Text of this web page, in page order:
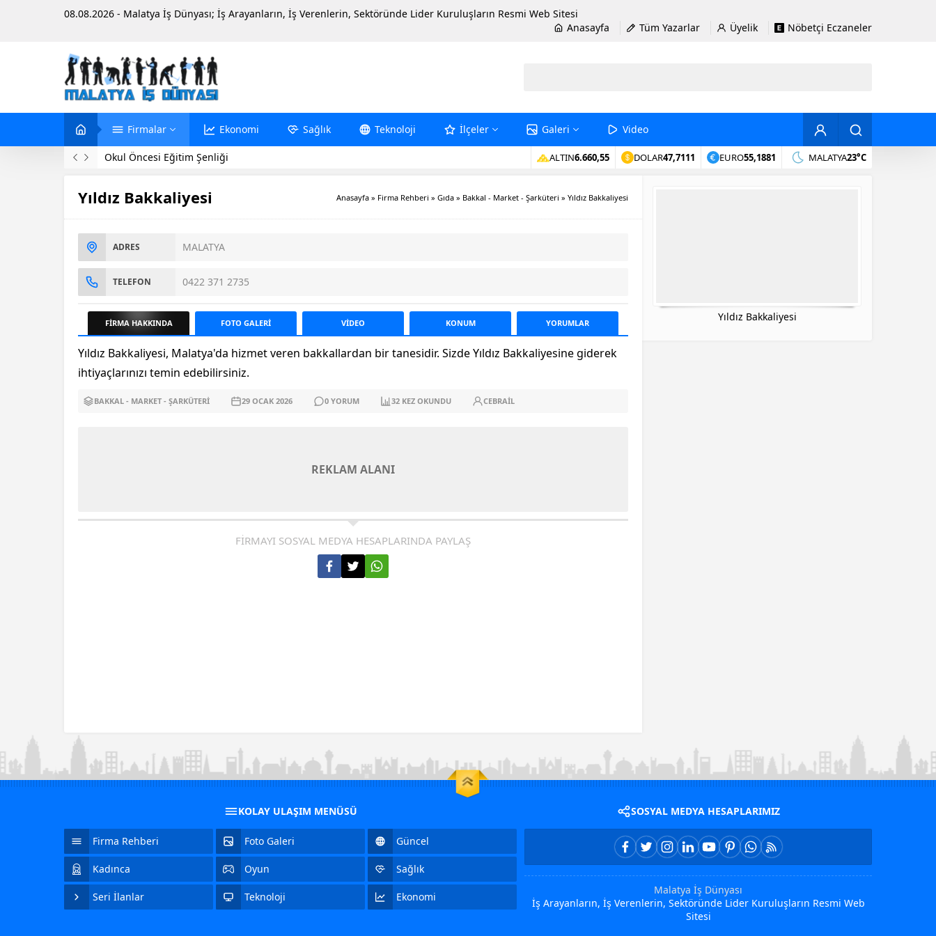
08.08.2026 - Malatya İş Dünyası; İş Arayanların, İş Verenlerin, Sektöründe Lider Kuruluşların Resmi Web Sitesi
Anasayfa
Tüm Yazarlar Üyelik Nöbetçi Eczaneler
Firmalar Ekonomi Sağlık Teknoloji İlçeler Galeri Video
Evinde Ölü Bulundu ALTIN6.660,55 DOLAR47,7111 EURO55,1881 MALATYA23°C
Yıldız Bakkaliyesi Anasayfa » Firma Rehberi » Gıda » Bakkal - Market - Şarküteri » Yıldız Bakkaliyesi
ADRES MALATYA
TELEFON 0422 371 2735
FİRMA HAKKINDA FOTO GALERİ VİDEO KONUM YORUMLAR
Yıldız Bakkaliyesi, Malatya'da hizmet veren bakkallardan bir tanesidir. Sizde Yıldız Bakkaliyesine giderek
ihtiyaçlarınızı temin edebilirsiniz.
BAKKAL - MARKET - ŞARKÜTERI 29 OCAK 2026 0 YORUM 32 KEZ OKUNDU CEBRAIL
REKLAM ALANI
FİRMAYI SOSYAL MEDYA HESAPLARINDA PAYLAŞ
Yıldız Bakkaliyesi
KOLAY ULAŞIM MENÜSÜ
Firma Rehberi Foto Galeri Güncel
Kadınca Oyun Sağlık
Seri İlanlar Teknoloji Ekonomi
SOSYAL MEDYA HESAPLARIMIZ
Malatya İş Dünyası
İş Arayanların, İş Verenlerin, Sektöründe Lider Kuruluşların Resmi Web
Sitesi